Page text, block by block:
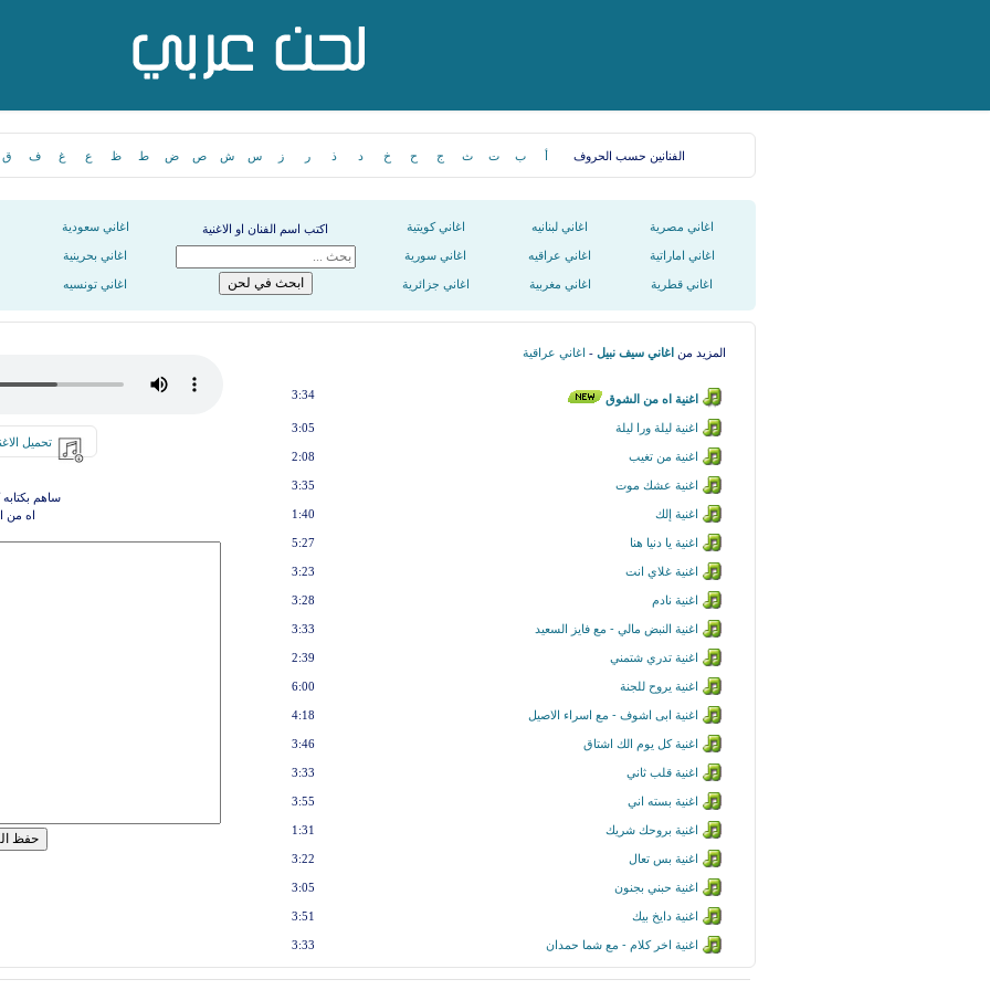
الفنانين حسب الحروف أ ب ت ث ج ح خ د ذ ر ز س ش ص ض ط ظ ع غ ف ق
اغاني مصرية اغاني لبنانيه اغاني كويتية اكتب اسم الفنان او الاغنية اغاني سعودية
اغاني اماراتية اغاني عراقيه اغاني سورية اغاني بحرينية
اغاني قطرية اغاني مغربية اغاني جزائرية اغاني تونسيه
المزيد من اغاني سيف نبيل - اغاني عراقية
اغنية اه من الشوق 3:34
اغنية ليلة ورا ليلة 3:05
اغنية من تغيب 2:08
اغنية عشك موت 3:35
اغنية إلك 1:40
اغنية يا دنيا هنا 5:27
اغنية غلاي انت 3:23
اغنية نادم 3:28
اغنية النبض مالي - مع فايز السعيد 3:33
اغنية تدري شتمني 2:39
اغنية يروح للجنة 6:00
اغنية ابى اشوف - مع اسراء الاصيل 4:18
اغنية كل يوم الك اشتاق 3:46
اغنية قلب ثاني 3:33
اغنية بسته اني 3:55
اغنية بروحك شريك 1:31
اغنية بس تعال 3:22
اغنية حبني بجنون 3:05
اغنية دايخ بيك 3:51
اغنية اخر كلام - مع شما حمدان 3:33
تحميل
ساهم بكتابه
اه من